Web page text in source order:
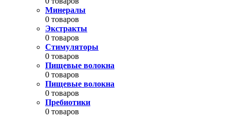
Минералы
0 товаров
Экстракты
0 товаров
Стимуляторы
0 товаров
Пищевые волокна
0 товаров
Пищевые волокна
0 товаров
Пребиотики
0 товаров